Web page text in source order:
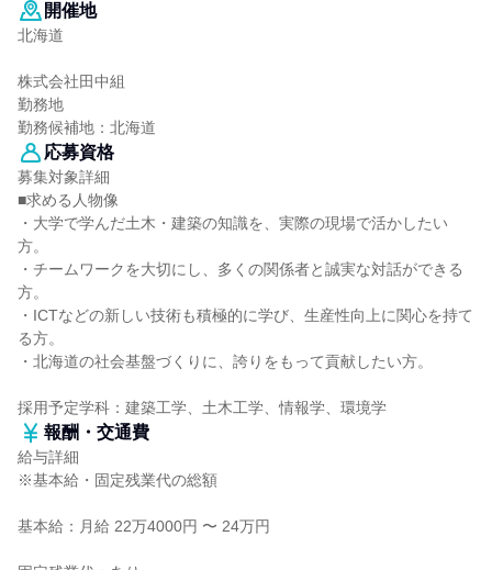
開催地
北海道
株式会社田中組
勤務地
勤務候補地：北海道
応募資格
募集対象詳細
■求める人物像
・大学で学んだ土木・建築の知識を、実際の現場で活かしたい
方。
・チームワークを大切にし、多くの関係者と誠実な対話ができる
方。
・ICTなどの新しい技術も積極的に学び、生産性向上に関心を持て
る方。
・北海道の社会基盤づくりに、誇りをもって貢献したい方。
採用予定学科：建築工学、土木工学、情報学、環境学
報酬・交通費
給与詳細
※基本給・固定残業代の総額
基本給：月給 22万4000円 〜 24万円